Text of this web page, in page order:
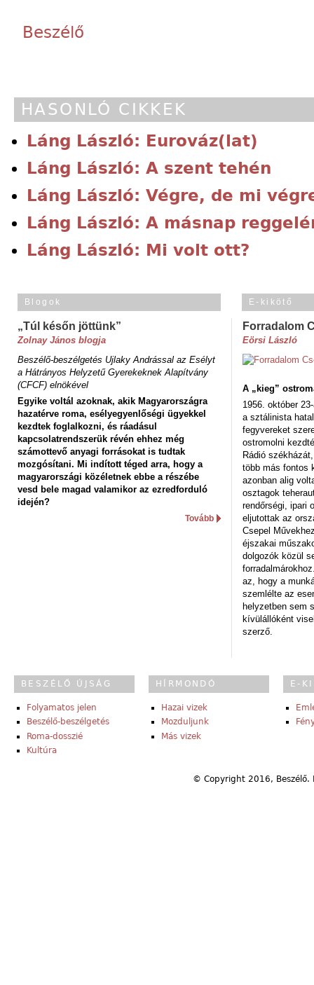
Beszélő
HASONLÓ CIKKEK
Láng László: Eurováz(lat)
Láng László: A szent tehén
Láng László: Végre, de mi
Láng László: A másnap
Láng László: Mi volt ott?
Blogok
„Túl későn jöttünk”
Zolnay János blogja
Beszélő-beszélgetés Ujlaky Andrással az Esélyt
a Hátrányos Helyzetű Gyerekeknek Alapítvány
(CFCF) elnökével
Egyike voltál azoknak, akik Magyarországra
hazatérve roma, esélyegyenlőségi ügyekkel
kezdtek foglalkozni, és ráadásul
kapcsolatrendszerük révén ehhez még
számottevő anyagi forrásokat is tudtak
mozgósítani. Mi indított téged arra, hogy a
magyarországi közéletnek ebbe a részébe
vesd bele magad valamikor az ezredforduló
idején?
Tovább
E-kikötő
Forradalom
Eörsi László
A „kieg”
1956. október
a sztálinista
fegyvereket
ostromolni
Rádió
több más fontos
azonban alig
osztagok
rendőrségi, ipari
eljutottak az
Csepel
éjszakai
dolgozók közül
az, hogy a
szemlélte az
helyzetben sem
kívülállóként
szerző.
BESZÉLŐ ÚJSÁG
Folyamatos jelen
Beszélő-beszélgetés
Roma-dosszié
Kultúra
HÍRMONDÓ
Hazai vizek
Mozduljunk
Más vizek
E-
© Copyright 2016,